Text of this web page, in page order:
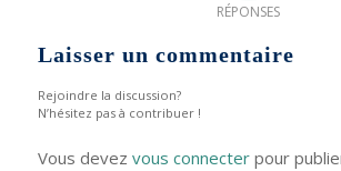
RÉPONSES
Laisser un commentaire
Rejoindre la discussion?
N’hésitez pas à contribuer !
Vous devez vous connecterpour